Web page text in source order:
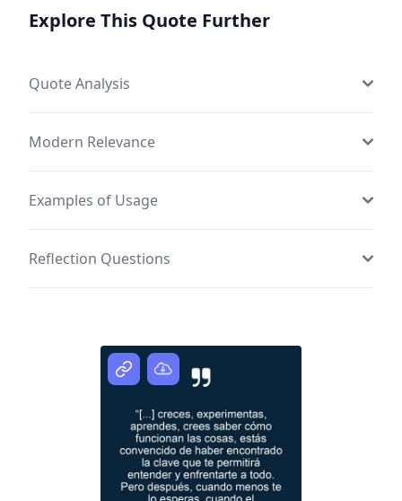
Explore This Quote Further
Quote Analysis
Modern Relevance
Examples of Usage
Reflection Questions